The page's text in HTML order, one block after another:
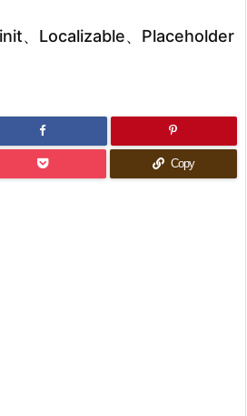
次へ
、Localizable、Placeholder
Copy